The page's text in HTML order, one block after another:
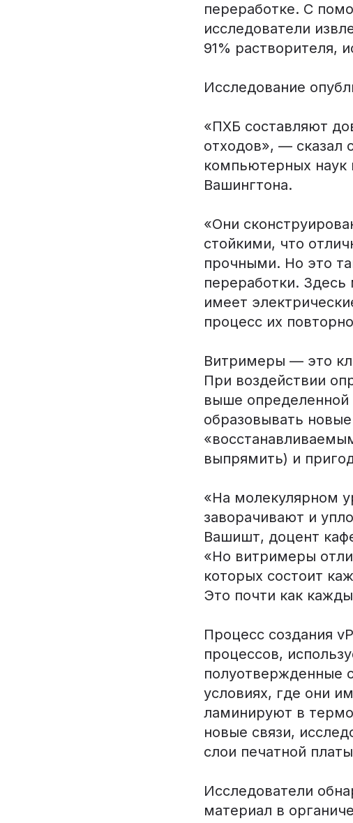
переработке. С
исследователи
91% растворителя,
Исследование
«ПХБ составляют
отходов», — сказал
компьютерных наук
Вашингтона.
«Они
стойкими, что
прочными. Но это
переработки.
имеет
процесс их
Витримеры — это
При воздействии
выше определенной
образовывать
выпрямить) и
«На молекулярном
заворачивают и
Вашишт, доцент
«Но витримеры
которых состоит
Это почти как
Процесс создания
процессов,
полуотвержденные
условиях, где они
ламинируют в
новые связи,
слои печатной
Исследователи
материал в